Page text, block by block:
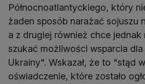
Północnoatlantyckiego, który
żaden sposób narażać sojuszu
a z drugiej również chce
szukać możliwości wsparcia
Ukrainy". Wskazał, że to "stąd
oświadczenie, które zostało